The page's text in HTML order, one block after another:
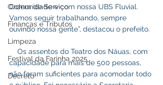
Ordem de Serviço
Finanças e Tributos
Limpeza
Festival da Farinha 2025
Decreto
Comunidade e com nossa UBS Fluvial.
Vamos seguir trabalhando, sempre
ouvindo nossa gente”, destacou o prefeito.
capacidade para mais de 500 pessoas,
não foram suficientes para acomodar todo